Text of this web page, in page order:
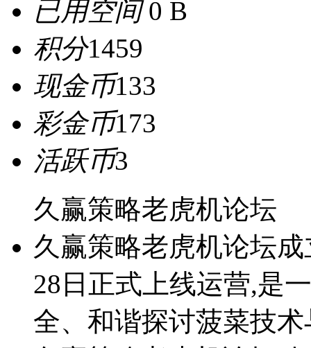
已用空间0 B
积分1459
现金币133
彩金币173
活跃币3
久赢策略老虎机论坛
久赢策略老虎机论坛成
28日正式上线运营,是
全、和谐探讨菠菜技